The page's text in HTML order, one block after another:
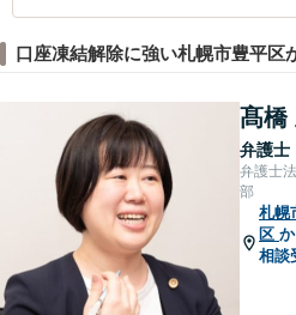
口座凍結解除に強い札幌市豊平区
髙橋
弁護士
弁護士
部
札幌
区
相談